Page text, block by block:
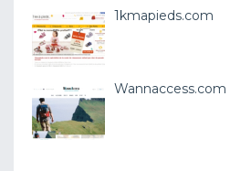
1kmapieds.com
Wannaccess.com